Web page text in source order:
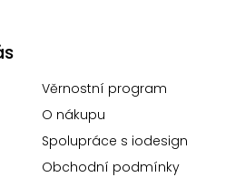
Věrnostní program
O nákupu
Spolupráce s iodesign
Obchodní podmínky